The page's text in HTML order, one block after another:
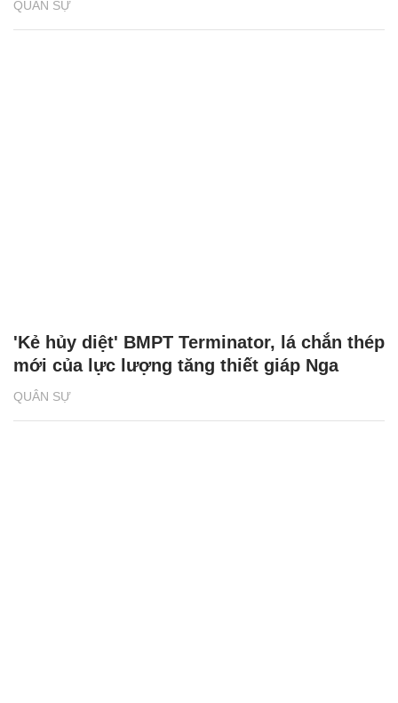
QUÂN SỰ
QUÂN SỰ
'Kẻ hủy diệt' BMPT Terminator, lá chắn thép
mới của lực lượng tăng thiết giáp Nga